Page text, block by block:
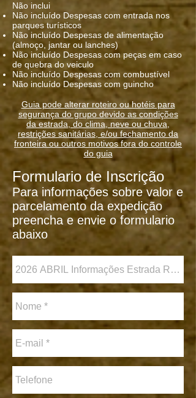
Não inclui
Não incluído Despesas com entrada nos
parques turísticos
Não incluído Despesas de alimentação
(almoço, jantar ou lanches)
Não incluído Despesas com peças em caso
de quebra do veiculo
Não incluído Despesas com combustível
Não incluído Despesas com guincho
Guia pode alterar roteiro ou hotéis para
segurança do grupo devido as condições
da estrada, do clima, neve ou chuva,
restrições sanitárias, e/ou fechamento da
fronteira ou outros motivos fora do controle
do guia
Formulario de Inscrição
Para informações sobre valor e
parcelamento da expedição
preencha e envie o formulario
abaixo